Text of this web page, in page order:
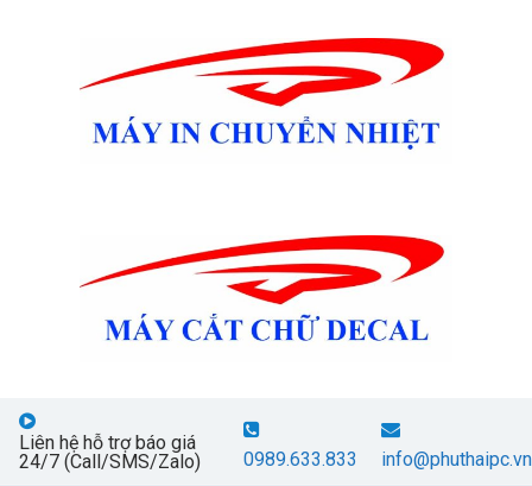
Liên hệ hỗ trợ báo giá
24/7 (Call/SMS/Zalo)
0989.633.833 info@phuthaipc.vn